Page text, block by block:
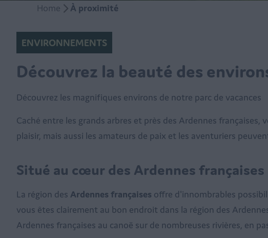
Home À proximité
ENVIRONNEMENTS
Découvrez la beauté des
Découvrez les magnifiques environs de notre parc de vacances
Caché entre les grands arbres et près des Ardennes
plaisir, mais aussi les amateurs de paix et les aventuriers
Situé au cœur des Ardennes françaises
La région des Ardennes françaises offre d'innombrables
vous êtes clairement au bon endroit dans la région des
Ardennes françaises au canoë sur de nombreuses rivières, en